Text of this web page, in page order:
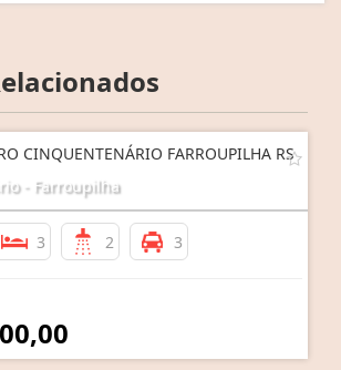
CINQUENTENÁRIO FARROUPILHA RS
- Farroupilha
3 2 3